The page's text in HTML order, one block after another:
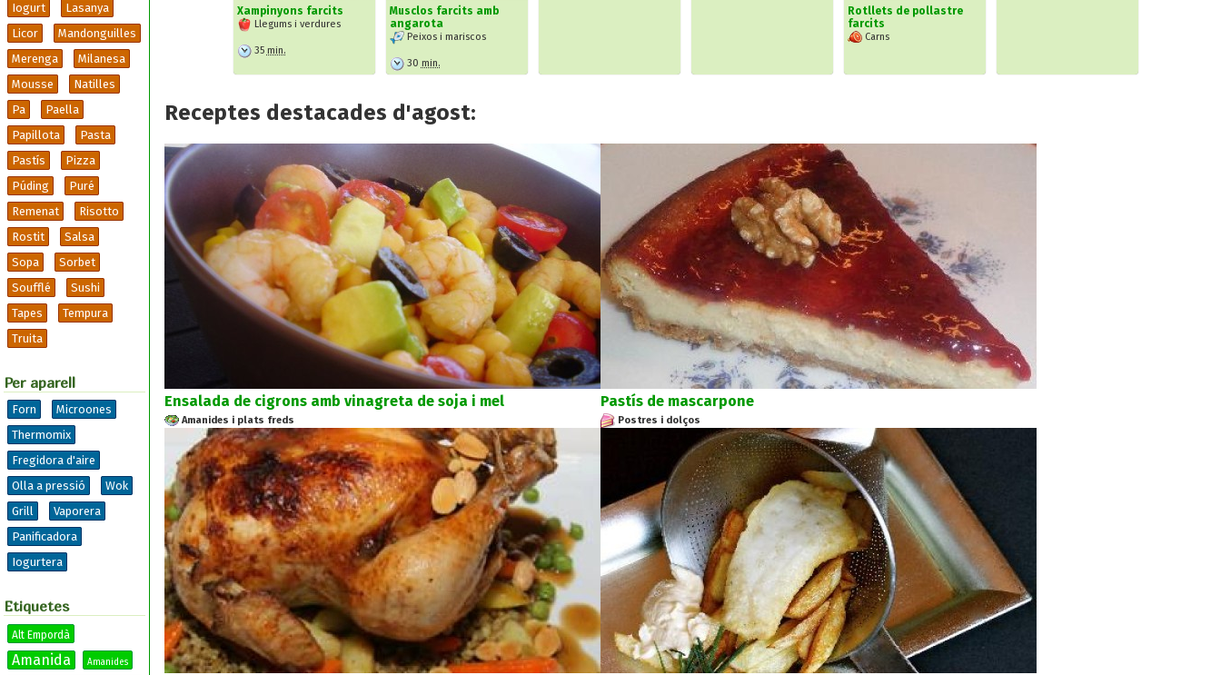
Iogurt
Lasanya
Licor
Mandonguilles
Merenga
Milanesa
Mousse
Natilles
Pa
Paella
Papillota
Pasta
Pastís
Pizza
Púding
Puré
Remenat
Risotto
Rostit
Salsa
Sopa
Sorbet
Soufflé
Sushi
Tapes
Tempura
Truita
Per aparell
Forn
Microones
Thermomix
Fregidora d'aire
Olla a pressió
Wok
Grill
Vaporera
Panificadora
Iogurtera
Etiquetes
Alt Empordà
Amanida Amanides
Xampinyons farcits
Llegums i verdures
35 min.
Musclos farcits amb
angarota
Peixos i mariscos
30 min.
Rotllets de pollastre
farcits
Carns
Receptes destacades d'agost:
Ensalada de cigrons amb vinagreta de soja i mel
Amanides i plats freds
Pastís de mascarpone
Postres i dolços